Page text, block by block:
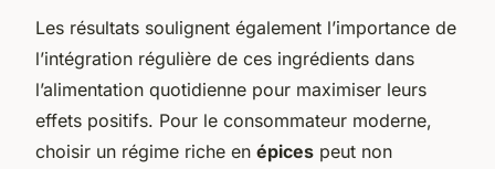
Les résultats soulignent également l’importance de
l’intégration régulière de ces ingrédients dans
l’alimentation quotidienne pour maximiser leurs
effets positifs. Pour le consommateur moderne,
choisir un régime riche en épices peut non